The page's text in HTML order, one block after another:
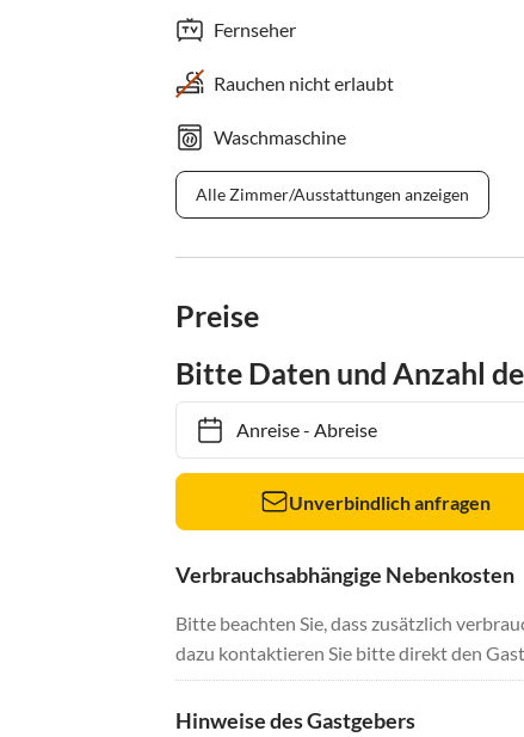
Fernseher
Rauchen nicht erlaubt
Waschmaschine
Alle Zimmer/Ausstattungen anzeigen
Preise
Bitte Daten und Anzahl
Anreise- Abreise
Unverbindlich anfragen
Verbrauchsabhängige Nebenkosten
Bitte beachten Sie, dass zusätzlich
dazu kontaktieren Sie bitte direkt den
Hinweise des Gastgebers